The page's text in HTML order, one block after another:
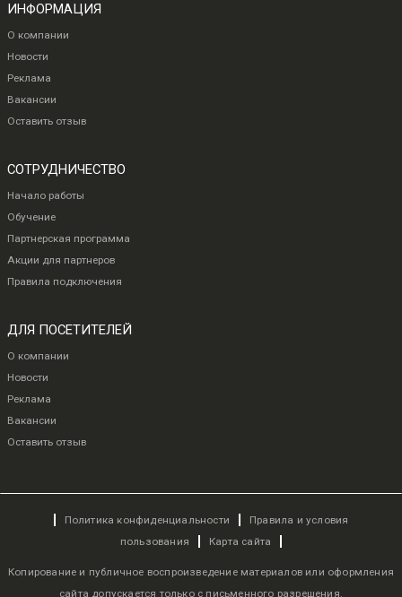
ИНФОРМАЦИЯ
О компании
Новости
Реклама
Вакансии
Оставить отзыв
СОТРУДНИЧЕСТВО
Начало работы
Обучение
Партнерская программа
Акции для партнеров
Правила подключения
ДЛЯ ПОСЕТИТЕЛЕЙ
О компании
Новости
Реклама
Вакансии
Оставить отзыв
Политика конфиденциальности
Правила и условия
пользования
Карта сайта
Копирование и публичное воспроизведение материалов или оформления
сайта допускается только с письменного разрешения.